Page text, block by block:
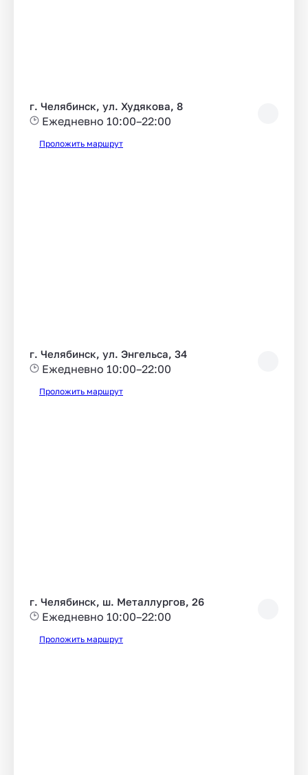
г. Челябинск, ул. Худякова, 8
Ежедневно 10:00–22:00
Проложить маршрут
г. Челябинск, ул. Энгельса, 34
Ежедневно 10:00–22:00
Проложить маршрут
г. Челябинск, ш. Металлургов, 26
Ежедневно 10:00–22:00
Проложить маршрут